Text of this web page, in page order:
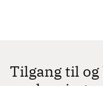
Tilgang til